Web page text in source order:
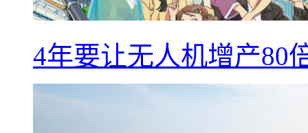
4年要让无人机增产80